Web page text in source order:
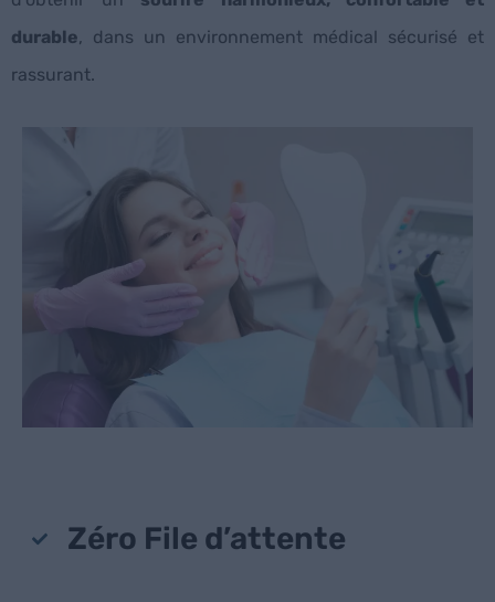
durable, dans un environnement médical sécurisé et
rassurant.
Zéro File d’attente